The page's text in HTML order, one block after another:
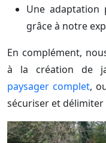
Une
grâce à notre
En complément,
à la création de
paysager complet,
sécuriser et délimiter